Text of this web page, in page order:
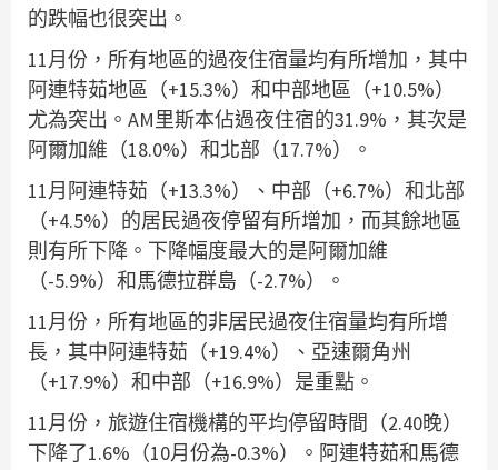
的跌幅也很突出。
11月份，所有地區的過夜住宿量均有所增加，其中
阿連特茹地區（+15.3%）和中部地區（+10.5%）
尤為突出。AM里斯本佔過夜住宿的31.9%，其次是
阿爾加維（18.0%）和北部（17.7%）。
11月阿連特茹（+13.3%）、中部（+6.7%）和北部
（+4.5%）的居民過夜停留有所增加，而其餘地區
則有所下降。下降幅度最大的是阿爾加維
（-5.9%）和馬德拉群島（-2.7%）。
11月份，所有地區的非居民過夜住宿量均有所增
長，其中阿連特茹（+19.4%）、亞速爾角州
（+17.9%）和中部（+16.9%）是重點。
11月份，旅遊住宿機構的平均停留時間（2.40晚）
下降了1.6%（10月份為-0.3%）。阿連特茹和馬德